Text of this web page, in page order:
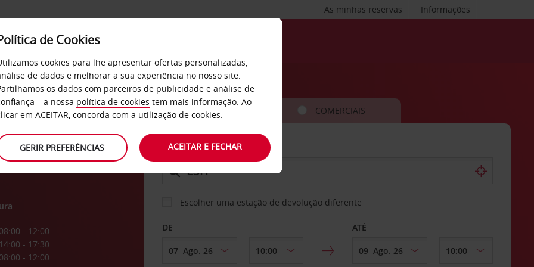
Informações
As minhas reservas
SERVIÇOS EMPRESAS
08:00 - 12:00
14:00 - 17:30
08:00 - 12:00
CARRO COMERCIAIS
LEVANTAR EM
Escolher uma estação de devolução diferente
DE ATÉ
de Cookies
cookies para lhe apresentar ofertas personalizadas,
de dados e melhorar a sua experiência no nosso site.
os dados com parceiros de publicidade e análise de
– a nossa política de cookies tem mais informação. Ao
em ACEITAR, concorda com a utilização de cookies.
GERIR PREFERÊNCIAS ACEITAR E FECHAR